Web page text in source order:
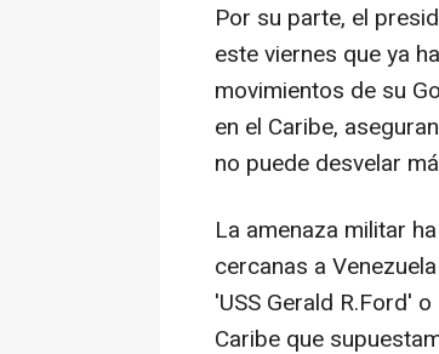
Por su parte, el
este viernes que ya
movimientos de su
en el Caribe,
no puede desvelar
La amenaza militar
cercanas a
'USS Gerald R.Ford'
Caribe que